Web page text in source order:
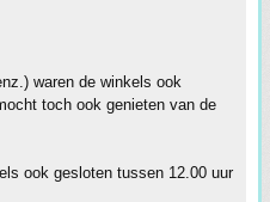
waren de winkels ook
toch ook genieten van de
ook gesloten tussen 12.00 uur